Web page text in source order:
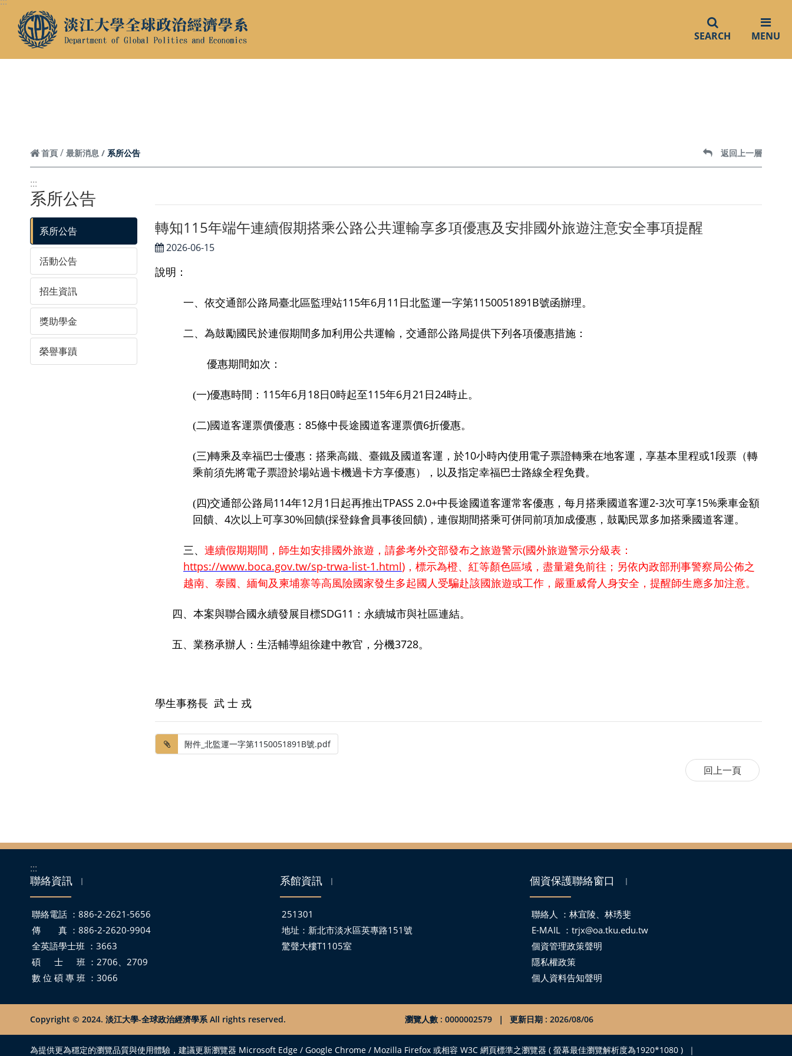
跳到頁面主要內容區
SEARCH MENU
首頁 最新消息 系所公告 返回上一層
:::
系所公告
系所公告
活動公告
招生資訊
獎助學金
榮譽事蹟
轉知115年端午連續假期搭乘公路公共運輸享多項優惠及安排國外旅遊注意安全事項提醒
2026-06-15
說明：
一、 依交通部公路局臺北區監理站115年6月 11 日北監運一字第1150051891B號函辦理。
二、為鼓勵國民於連假期間多加利用公共運輸，交通部公路局提供下列各項優惠措施：
優惠期間如次：
(一)優惠時間： 115年6月 18 日 0時起至115年6月 21 日 24時止。
(二)國道客運票價優惠： 85條中長途國道客運票價6折優惠。
(三)轉乘及幸福巴士優惠：搭乘高鐵、臺鐵及國道客運，於10小時內使用電子票證轉乘在地客運，享基本里程或1段票（轉
乘前須先將電子票證於場站過卡機過卡方享優惠），以及指定幸福巴士路線全程免費。
(四)交通部公路局114年12月 1 日起再推出TPASS 2.0+中長途國道客運常客優惠，每月搭乘國道客運2-3次可享15%乘車金額
回饋、 4次以上可享30% 回饋(採登錄會員事後回饋) ，連假期間搭乘可併同前項加成優惠，鼓勵民眾多加搭乘國道客運。
三、 連續假期期間，師生如安排國外旅遊，請參考外交部發布之旅遊警示(國外旅遊警示分級表：
https://www.boca.gov.tw/sp-trwa-list-1.html) ，標示為橙、紅等顏色區域，盡量避免前往；另依內政部刑事警察局公佈之
越南、泰國、緬甸及柬埔寨等高風險國家發生多起國人受騙赴該國旅遊或工作，嚴重威脅人身安全，提醒師生應多加注意。
四、本案與聯合國永續發展目標SDG11 ：永續城市與社區連結。
五、業務承辦人：生活輔導組徐建中教官，分機3728。
學生事務長 武 士 戎
附件_北監運一字第1150051891B號.pdf
:::
聯絡資訊 ｜
聯絡電話 ：886-2-2621-5656
傳 真 ：886-2-2620-9904
全英語學士班 ：3663
碩 士 班 ：2706、2709
數 位 碩 專 班 ：3066
系館資訊 ｜
251301
地址： 新北市淡水區英專路151號
驚聲大樓T1105室
個資保護聯絡窗口 ｜
聯絡人 ：林宜陵、林琇斐
E-MAIL ： trjx@oa.tku.edu.tw
個資管理政策聲明
隱私權政策
個人資料告知聲明
Copyright © 2024. 淡江大學-全球政治經濟學系 All rights reserved. 瀏覽人數 : 0000002579 ｜ 更新日期 : 2026/08/06
為提供更為穩定的瀏覽品質與使用體驗，建議更新瀏覽器 Microsoft Edge / Google Chrome / Mozilla Firefox 或相容 W3C 網頁標準之瀏覽器 ( 螢幕最佳瀏覽解析度為1920*1080 ) ｜